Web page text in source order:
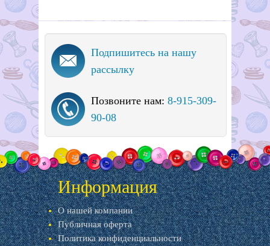
Подпишитесь на нашу
рассылку
Позвоните нам: 8-915-309-
90-08
Информация
О нашей компании
Публичная оферта
Политика конфиденциальности